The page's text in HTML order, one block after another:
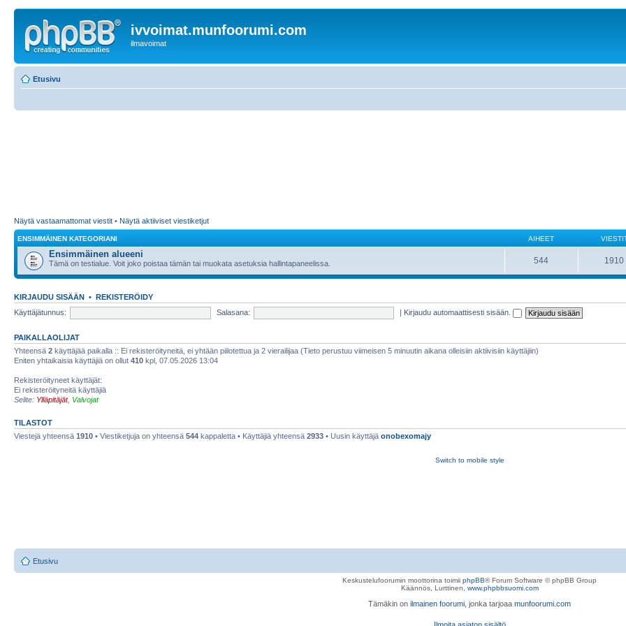
ivvoimat.munfoorumi.com
ilmavoimat
Etusivu
Näytä vastaamattomat viestit • Näytä aktiiviset viestiketjut
ENSIMMÄINEN KATEGORIANI AIHEET
Ensimmäinen alueeni
Tämä on testialue. Voit joko poistaa tämän tai muokata asetuksia hallintapaneelissa. 544 1910
KIRJAUDU SISÄÄN • REKISTERÖIDY
Käyttäjätunnus:
Salasana: | Kirjaudu automaattisesti sisään.
PAIKALLAOLIJAT
Yhteensä 2 käyttäjää paikalla :: Ei rekisteröityneitä, ei yhtään piilotettua ja 2 vierailijaa (Tieto perustuu viimeisen 5 minuutin aikana olleisiin aktiivisiin käyttäjiin)
Eniten yhtaikaisia käyttäjiä on ollut 410 kpl, 07.05.2026 13:04
Rekisteröityneet käyttäjät:
Ei rekisteröityneitä käyttäjiä
Selite: Ylläpitäjät, Valvojat
TILASTOT
Viestejä yhteensä 1910 • Viestiketjuja on yhteensä 544 kappaletta • Käyttäjiä yhteensä 2933 • Uusin käyttäjä onobexomajy
Switch to mobile style
Etusivu
Keskustelufoorumin moottorina toimii phpBB® Forum Software © phpBB Group
Käännös, Lurttinen, www.phpbbsuomi.com
Tämäkin on ilmainen foorumi , jonka tarjoaa munfoorumi.com